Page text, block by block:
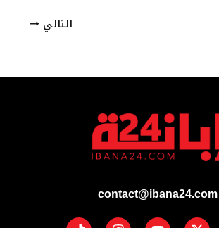
التالي
contact@ibana24.com